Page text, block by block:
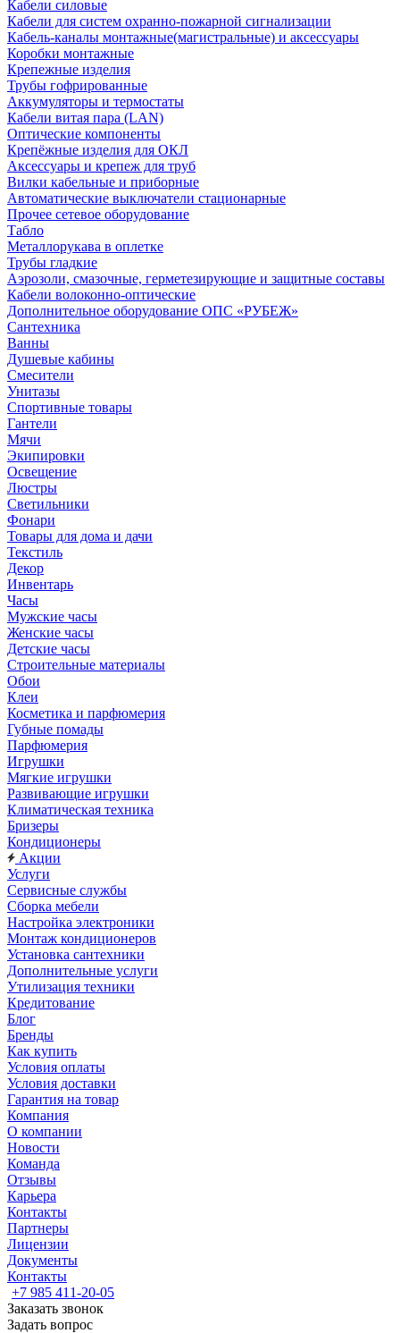
Кабели силовые
Кабели для систем охранно-пожарной сигнализации
Кабель-каналы монтажные(магистральные) и аксессуары
Коробки монтажные
Крепежные изделия
Трубы гофрированные
Аккумуляторы и термостаты
Кабели витая пара (LAN)
Оптические компоненты
Крепёжные изделия для ОКЛ
Аксессуары и крепеж для труб
Вилки кабельные и приборные
Автоматические выключатели стационарные
Прочее сетевое оборудование
Табло
Металлорукава в оплетке
Трубы гладкие
Аэрозоли, смазочные, герметезирующие и защитные составы
Кабели волоконно-оптические
Дополнительное оборудование ОПС «РУБЕЖ»
Сантехника
Ванны
Душевые кабины
Смесители
Унитазы
Спортивные товары
Гантели
Мячи
Экипировки
Освещение
Люстры
Светильники
Фонари
Товары для дома и дачи
Текстиль
Декор
Инвентарь
Часы
Мужские часы
Женские часы
Детские часы
Строительные материалы
Обои
Клеи
Косметика и парфюмерия
Губные помады
Парфюмерия
Игрушки
Мягкие игрушки
Развивающие игрушки
Климатическая техника
Бризеры
Кондиционеры
Акции
Услуги
Сервисные службы
Сборка мебели
Настройка электроники
Монтаж кондиционеров
Установка сантехники
Дополнительные услуги
Утилизация техники
Кредитование
Блог
Бренды
Как купить
Условия оплаты
Условия доставки
Гарантия на товар
Компания
О компании
Новости
Команда
Отзывы
Карьера
Контакты
Партнеры
Лицензии
Документы
Контакты
+7 985 411-20-05
Заказать звонок
Задать вопрос